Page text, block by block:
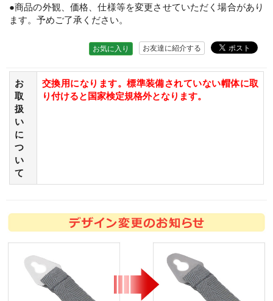
●商品の外観、価格、仕様等を変更させていただく場合があり
ます。予めご了承ください。
お友達に紹介する
お気に入り
お
取
扱
い
に
つ
い
て
交換用になります。標準装備されていない帽体に取
り付けると国家検定規格外となります。